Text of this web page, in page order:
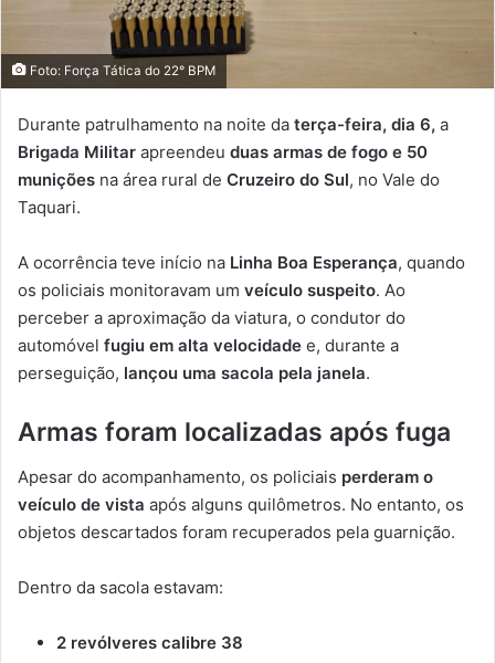
Foto: Força Tática do 22° BPM
Durante patrulhamento na noite da terça-feira, dia 6, a
Brigada Militar apreendeu duas armas de fogo e 50
munições na área rural de Cruzeiro do Sul, no Vale do
Taquari.
A ocorrência teve início na Linha Boa Esperança, quando
os policiais monitoravam um veículo suspeito. Ao
perceber a aproximação da viatura, o condutor do
automóvel fugiu em alta velocidade e, durante a
perseguição, lançou uma sacola pela janela.
Armas foram localizadas após fuga
Apesar do acompanhamento, os policiais perderam o
veículo de vista após alguns quilômetros. No entanto, os
objetos descartados foram recuperados pela guarnição.
Dentro da sacola estavam:
2 revólveres calibre 38